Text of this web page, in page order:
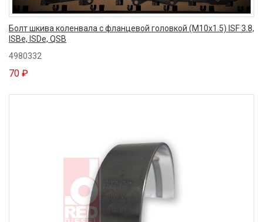
Болт шкива коленвала с фланцевой головкой (M10x1.5) ISF 3.8,
ISBe, ISDe, QSB
4980332
70 ₽